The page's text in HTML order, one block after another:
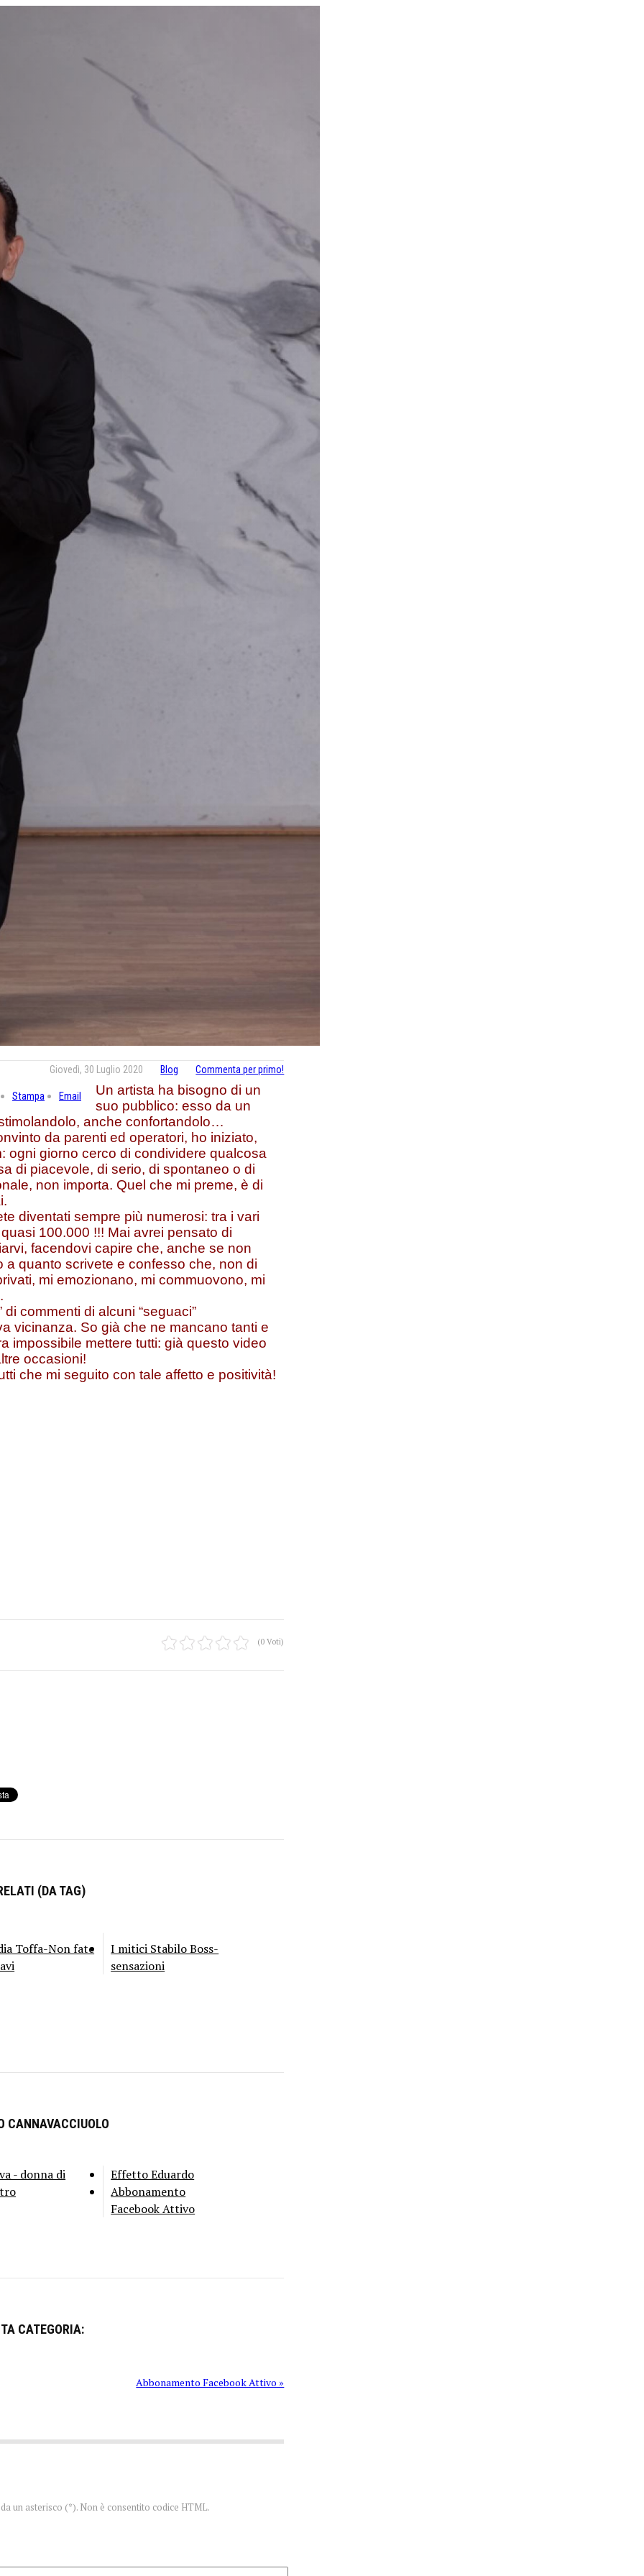
Commenta per primo!
Blog
Giovedì, 30 Luglio 2020
Stampa Email
Un artista ha bisogno di un
suo pubblico: esso da un
anche confortandolo…
da parenti ed operatori, ho iniziato,
ogni giorno cerco di condividere qualcosa
di piacevole, di serio, di spontaneo o di
non importa. Quel che mi preme, è di
diventati sempre più numerosi: tra i vari
100.000 !!! Mai avrei pensato di
facendovi capire che, anche se non
quanto scrivete e confesso che, non di
mi emozionano, mi commuovono, mi
commenti di alcuni “seguaci”
vicinanza. So già che ne mancano tanti e
impossibile mettere tutti: già questo video
occasioni!
che mi seguito con tale affetto e positività!
(0 Voti)
(DA TAG)
Toffa-Non fate
I mitici Stabilo Boss-
sensazioni
CANNAVACCIUOLO
- donna di
Effetto Eduardo
Abbonamento
Facebook Attivo
CATEGORIA:
Abbonamento Facebook Attivo »
un asterisco (*). Non è consentito codice HTML.